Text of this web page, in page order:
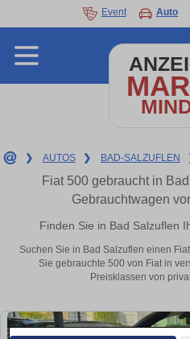
Event Auto
❯ AUTOS ❯ BAD-SALZUFLEN
Fiat 500 gebraucht in
Gebrauchtwagen
Finden Sie in Bad Salzuflen
Suchen Sie in Bad Salzuflen einen
Sie gebrauchte 500 von Fiat in
Preisklassen von